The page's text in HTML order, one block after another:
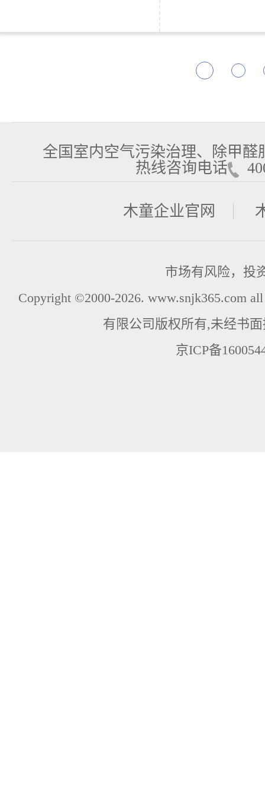
全国室内空气污染治理、除甲
热线咨询电话
木童企业官网
市场有风险，投
Copyright ©2000-2026. www.snjk365.com
有限公司版权所有,未经书
京ICP备